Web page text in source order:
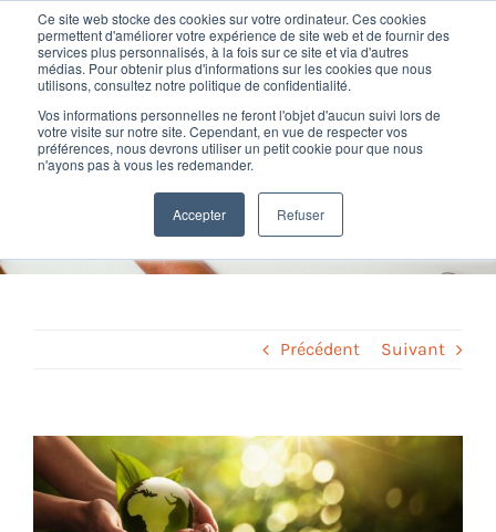
Ce site web stocke des cookies sur votre ordinateur. Ces cookies
permettent d'améliorer votre expérience de site web et de fournir des
services plus personnalisés, à la fois sur ce site et via d'autres
médias. Pour obtenir plus d'informations sur les cookies que nous
utilisons, consultez notre politique de confidentialité.
Vos informations personnelles ne feront l'objet d'aucun suivi lors de
votre visite sur notre site. Cependant, en vue de respecter vos
préférences, nous devrons utiliser un petit cookie pour que nous
n'ayons pas à vous les redemander.
Accepter Refuser
Passer
contenu
Nos offres
Formation
Nos clients
Fortify
Support
Loi climat et résilience : la
BDES va devenir la BDESE
»Loi climat et résilience : la BDES va devenir la
BDESE
Précédent Suivant
Voir
l'image
agrandie